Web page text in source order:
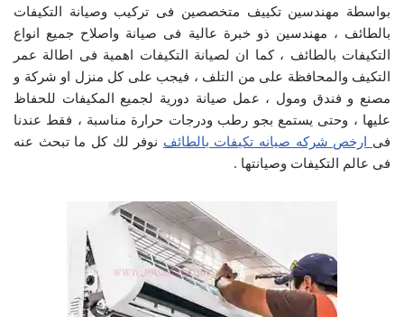
بواسطة مهندسين تكييف متخصصين فى تركيب وصيانة التكيفات
بالطائف ، مهندسين ذو خبرة عالية فى صيانة واصلاح جميع انواع
التكيفات بالطائف ، كما ان لصيانة التكيفات اهمية فى اطالة عمر
التكيف والمحافظة على من التلف ، فيجب على كل منزل او شركة و
مصنع و فندق ومول ، عمل صيانة دورية لجميع المكيفات للحفاظ
عليها ، وحتى يستمع بجو رطب ودرجات حرارة مناسبة ، فقط عندنا
فى ارخص شركه صيانه تكيفات بالطائف نوفر لك كل ما تبحث عنه
فى عالم التكيفات وصيانتها .